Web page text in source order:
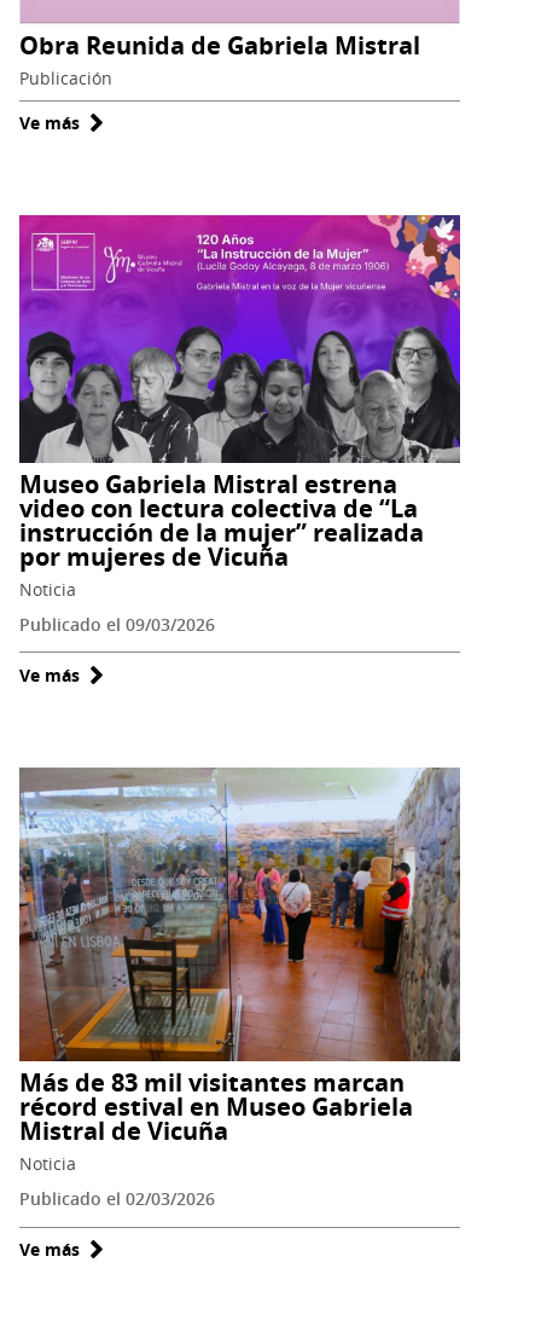
Obra Reunida de Gabriela Mistral
Publicación
Ve más sobre
de
Gabriela
Mistral
Museo Gabriela Mistral estrena
video con lectura colectiva de “La
instrucción de la mujer” realizada
por mujeres de Vicuña
Noticia
Publicado el 09/03/2026
Ve más sobre
Mistral
estrena
video
con
lectura
colectiva
de
“La
instrucción
de
la
mujer”
realizada
mujeres
Vicuña
Más de 83 mil visitantes marcan
récord estival en Museo Gabriela
Mistral de Vicuña
Noticia
Publicado el 02/03/2026
Ve más sobre